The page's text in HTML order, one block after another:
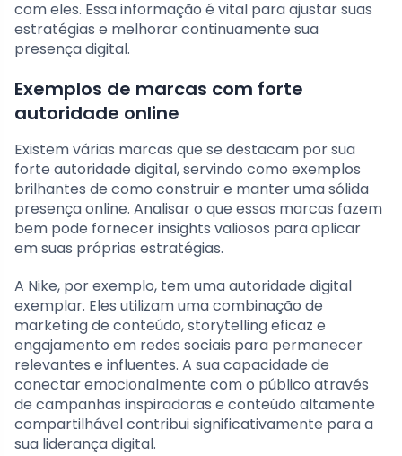
com eles. Essa informação é vital para ajustar suas
estratégias e melhorar continuamente sua
presença digital.
Exemplos de marcas com forte
autoridade online
Existem várias marcas que se destacam por sua
forte autoridade digital, servindo como exemplos
brilhantes de como construir e manter uma sólida
presença online. Analisar o que essas marcas fazem
bem pode fornecer insights valiosos para aplicar
em suas próprias estratégias.
A Nike, por exemplo, tem uma autoridade digital
exemplar. Eles utilizam uma combinação de
marketing de conteúdo, storytelling eficaz e
engajamento em redes sociais para permanecer
relevantes e influentes. A sua capacidade de
conectar emocionalmente com o público através
de campanhas inspiradoras e conteúdo altamente
compartilhável contribui significativamente para a
sua liderança digital.